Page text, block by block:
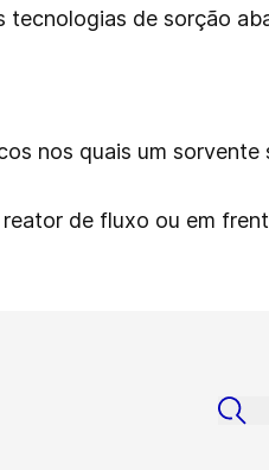
tecnologias de sorção
nos quais um sorvente
de fluxo ou em